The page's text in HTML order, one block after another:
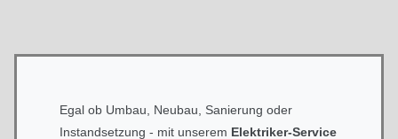
Egal ob Umbau, Neubau, Sanierung oder
Instandsetzung - mit unserem Elektriker-Service